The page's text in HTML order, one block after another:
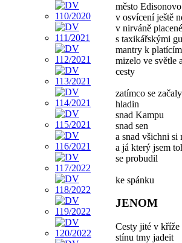
město Edisonovo
v osvícení ještě
v nirváně
s taxikářskými
mantry k
mizelo ve světle
cesty
zatímco se
hladin
snad Kampu
snad sen
a snad všichni si
a já který jsem
se probudil
ke spánku
JENOM
Cesty jité v kříže
stínu tmy jadeit